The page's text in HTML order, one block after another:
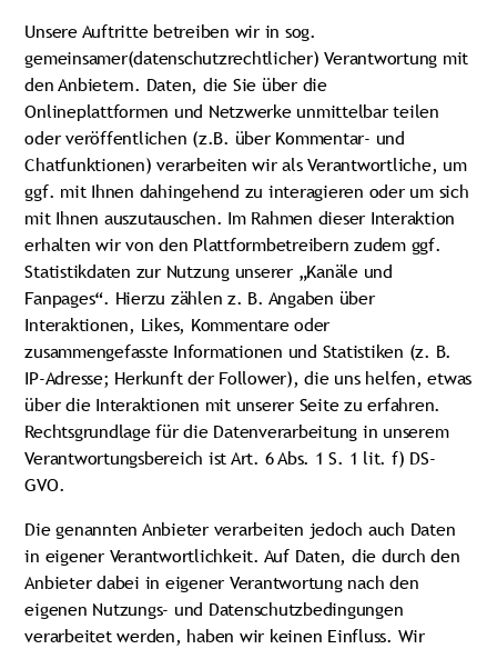
Unsere Auftritte betreiben wir in sog.
gemeinsamer(datenschutzrechtlicher) Verantwortung mit
den Anbietern. Daten, die Sie über die
Onlineplattformen und Netzwerke unmittelbar teilen
oder veröffentlichen (z.B. über Kommentar- und
Chatfunktionen) verarbeiten wir als Verantwortliche, um
ggf. mit Ihnen dahingehend zu interagieren oder um sich
mit Ihnen auszutauschen. Im Rahmen dieser Interaktion
erhalten wir von den Plattformbetreibern zudem ggf.
Statistikdaten zur Nutzung unserer „Kanäle und
Fanpages“. Hierzu zählen z. B. Angaben über
Interaktionen, Likes, Kommentare oder
zusammengefasste Informationen und Statistiken (z. B.
IP-Adresse; Herkunft der Follower), die uns helfen, etwas
über die Interaktionen mit unserer Seite zu erfahren.
Rechtsgrundlage für die Datenverarbeitung in unserem
Verantwortungsbereich ist Art. 6 Abs. 1 S. 1 lit. f) DS-
GVO.
Die genannten Anbieter verarbeiten jedoch auch Daten
in eigener Verantwortlichkeit. Auf Daten, die durch den
Anbieter dabei in eigener Verantwortung nach den
eigenen Nutzungs- und Datenschutzbedingungen
verarbeitet werden, haben wir keinen Einfluss. Wir